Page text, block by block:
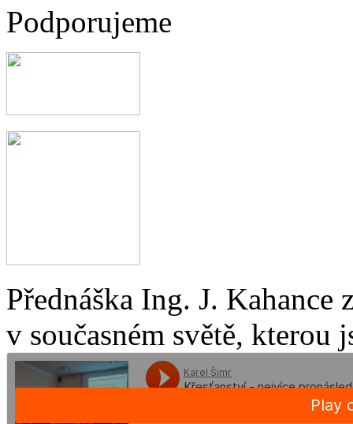
Podporujeme
Přednáška Ing. J.
v současném světě, kterou